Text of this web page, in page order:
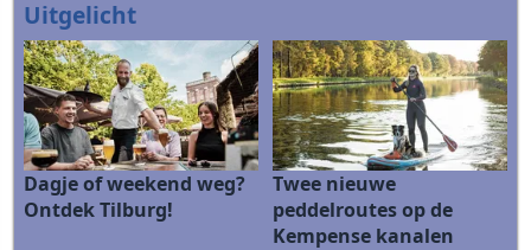
Uitgelicht
Dagje of weekend weg?
Ontdek Tilburg!
Twee nieuwe
peddelroutes op de
Kempense kanalen